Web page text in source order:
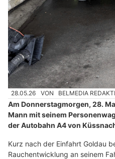
28.05.26 VON BELMEDIA
Am Donnerstagmorgen, 28.
Mann mit seinem
der Autobahn A4 von
Kurz nach der Einfahrt Goldau
Rauchentwicklung an seinem